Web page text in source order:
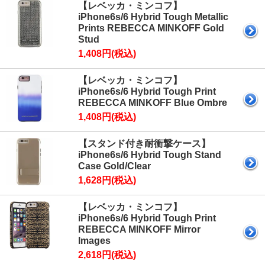
【レベッカ・ミンコフ】
iPhone6s/6 Hybrid Tough Metallic
Prints REBECCA MINKOFF Gold
Stud
1,408円(税込)
【レベッカ・ミンコフ】
iPhone6s/6 Hybrid Tough Print
REBECCA MINKOFF Blue Ombre
1,408円(税込)
【スタンド付き耐衝撃ケース】
iPhone6s/6 Hybrid Tough Stand
Case Gold/Clear
1,628円(税込)
【レベッカ・ミンコフ】
iPhone6s/6 Hybrid Tough Print
REBECCA MINKOFF Mirror
Images
2,618円(税込)